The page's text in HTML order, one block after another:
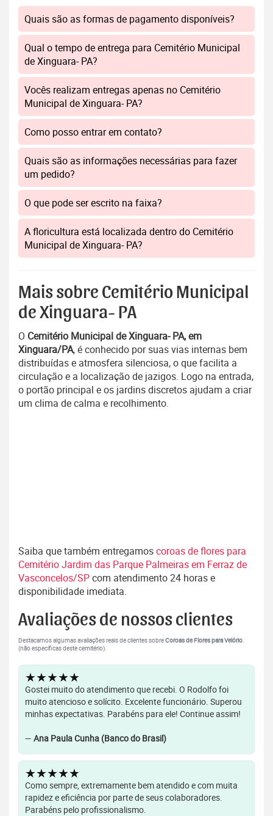
Quais são as formas de pagamento disponíveis?
Qual o tempo de entrega para Cemitério Municipal
de Xinguara- PA?
Vocês realizam entregas apenas no Cemitério
Municipal de Xinguara- PA?
Como posso entrar em contato?
Quais são as informações necessárias para fazer
um pedido?
O que pode ser escrito na faixa?
A floricultura está localizada dentro do Cemitério
Municipal de Xinguara- PA?
Mais sobre Cemitério Municipal
de Xinguara- PA
O Cemitério Municipal de Xinguara- PA, em
Xinguara/PA, é conhecido por suas vias internas bem
distribuídas e atmosfera silenciosa, o que facilita a
circulação e a localização de jazigos. Logo na entrada,
o portão principal e os jardins discretos ajudam a criar
um clima de calma e recolhimento.
Saiba que também entregamoscoroas de flores para
Cemitério Jardim das Parque Palmeiras em Ferraz de
Vasconcelos/SPcom atendimento 24 horas e
disponibilidade imediata.
Avaliações de nossos clientes
Destacamos algumas avaliações reais de clientes sobreCoroas de Flores para Velório.
(não específicas deste cemitério).
★★★★★
Gostei muito do atendimento que recebi. O Rodolfo foi
muito atencioso e solícito. Excelente funcionário. Superou
minhas expectativas. Parabéns para ele! Continue assim!
— Ana Paula Cunha (Banco do Brasil)
★★★★★
Como sempre, extremamente bem atendido e com muita
rapidez e eficiência por parte de seus colaboradores.
Parabéns pelo profissionalismo.